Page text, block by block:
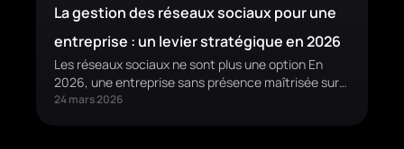
La gestion des réseaux sociaux pour une
entreprise : un levier stratégique en 2026
Les réseaux sociaux ne sont plus une option En
2026, une entreprise sans présence maîtrisée sur
les réseaux sociaux envoie déjà un signal clair : …
24 mars 2026